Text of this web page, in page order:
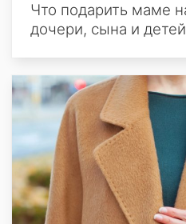
Что подарить маме
дочери, сына и детей